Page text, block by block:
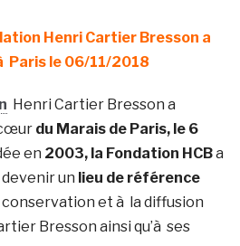
Henri Cartier Bresson a
Paris le 06/11/2018
Henri Cartier Bresson a
du Marais de Paris, le 6
en 2003, la Fondation HCBa
un lieu de référence
et à la diffusion
Bresson ainsi qu’à ses